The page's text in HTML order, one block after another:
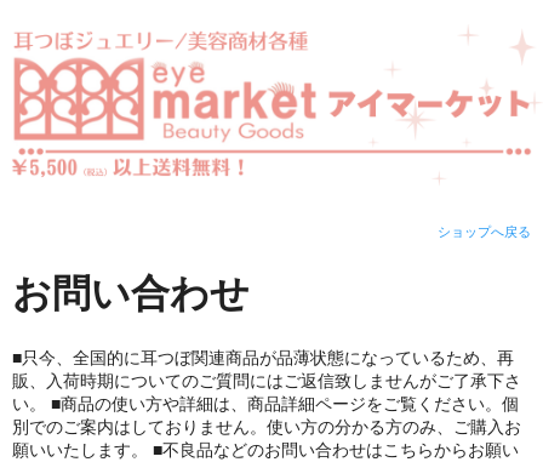
ショップへ戻る
お問い合わせ
■只今、全国的に耳つぼ関連商品が品薄状態になっているため、再
販、入荷時期についてのご質問にはご返信致しませんがご了承下さ
い。 ■商品の使い方や詳細は、商品詳細ページをご覧ください。個
別でのご案内はしておりません。使い方の分かる方のみ、ご購入お
願いいたします。 ■不良品などのお問い合わせはこちらからお願い